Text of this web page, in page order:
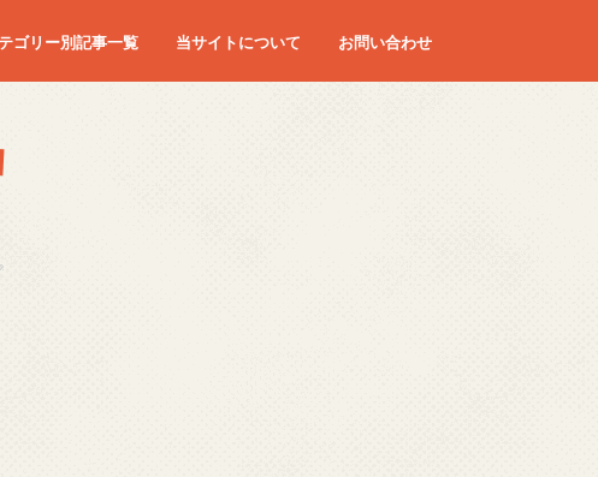
ゴリー別記事一覧 当サイトについて お問い合わせ